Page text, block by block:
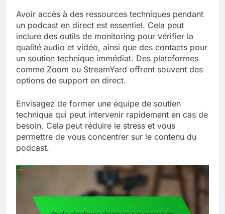
Avoir accès à des ressources techniques pendant
un podcast en direct est essentiel. Cela peut
inclure des outils de monitoring pour vérifier la
qualité audio et vidéo, ainsi que des contacts pour
un soutien technique immédiat. Des plateformes
comme Zoom ou StreamYard offrent souvent des
options de support en direct.
Envisagez de former une équipe de soutien
technique qui peut intervenir rapidement en cas de
besoin. Cela peut réduire le stress et vous
permettre de vous concentrer sur le contenu du
podcast.